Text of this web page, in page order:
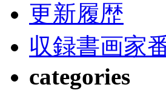
更新履歴
収録書画家
categories